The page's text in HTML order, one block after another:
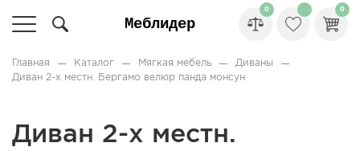
0 0
Главная Каталог Мягкая мебель
Диваны
Диван 2-х местн. Бергамо велюр панда монсун
Диван 2-х местн.